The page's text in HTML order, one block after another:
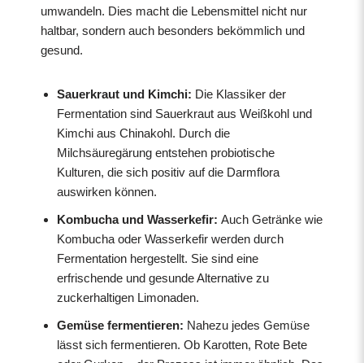
umwandeln. Dies macht die Lebensmittel nicht nur
haltbar, sondern auch besonders bekömmlich und
gesund.
Sauerkraut und Kimchi: Die Klassiker der
Fermentation sind Sauerkraut aus Weißkohl und
Kimchi aus Chinakohl. Durch die
Milchsäuregärung entstehen probiotische
Kulturen, die sich positiv auf die Darmflora
auswirken können.
Kombucha und Wasserkefir: Auch Getränke wie
Kombucha oder Wasserkefir werden durch
Fermentation hergestellt. Sie sind eine
erfrischende und gesunde Alternative zu
zuckerhaltigen Limonaden.
Gemüse fermentieren: Nahezu jedes Gemüse
lässt sich fermentieren. Ob Karotten, Rote Bete